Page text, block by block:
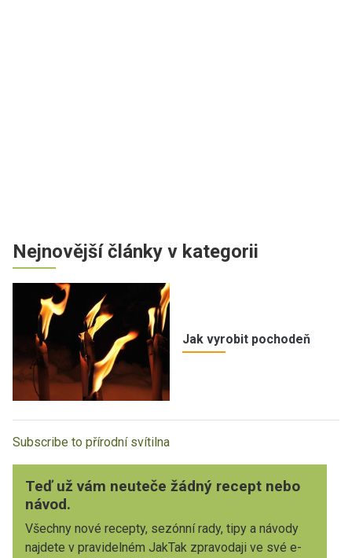
Nejnovější články v kategorii
Jak vyrobit pochodeň
Subscribe to přírodní svítilna
Teď už vám neuteče žádný recept nebo
návod.
Všechny nové recepty, sezónní rady, tipy a návody
najdete v pravidelném JakTak zpravodaji ve své e-